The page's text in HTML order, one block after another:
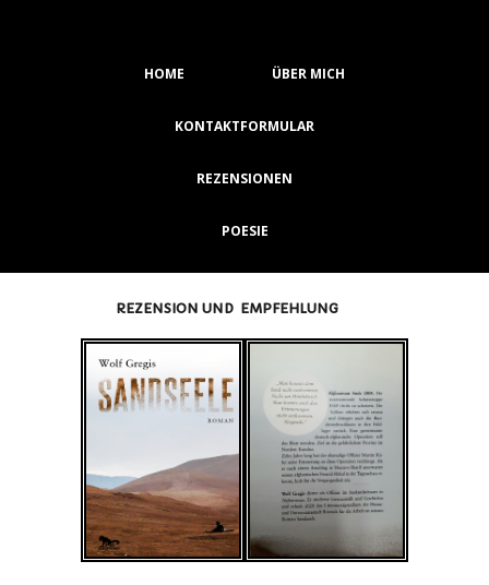
HOME ÜBER MICH
KONTAKTFORMULAR
REZENSIONEN
POESIE
REZENSION UND EMPFEHLUNG